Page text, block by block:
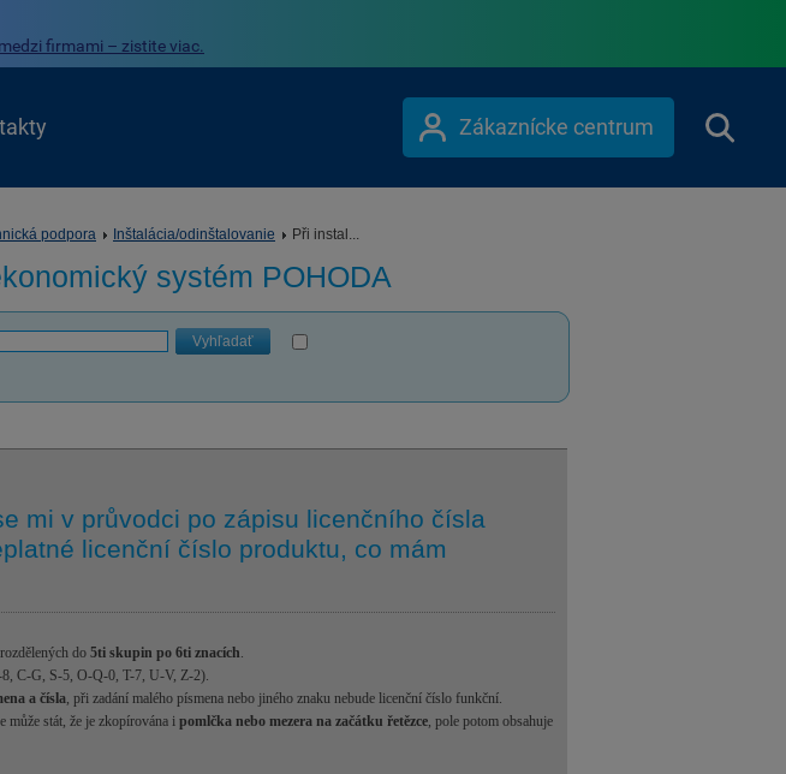
firmami – zistite viac.
Zákaznícke centrum
podpora Inštalácia/odinštalovanie Při instal...
systém POHODA
Vyhľadať
mi v průvodci po zápisu licenčního čísla
licenční číslo produktu, co mám
rozdělených do 5ti skupin po 6ti znacích.
8, C-G, S-5, O-Q-0, T-7, U-V, Z-2).
a čísla, při zadání malého písmena nebo jiného znaku nebude licenční číslo funkční.
může stát, že je zkopírována i pomlčka nebo mezera na začátku řetězce, pole potom obsahuje